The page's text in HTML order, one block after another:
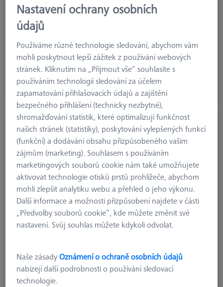
€ 106.95
bez DPH
Dostupné
KVÁDRY
Kvádr - 25x25x50mm, AF25, 2 kusy
626109-9610-003
Nastavení ochrany osobních
údajů
Používáme různé technologie sledování, abychom vám
mohli poskytnout lepší zážitek z používání webových
stránek. Kliknutím na „Přijmout vše“ souhlasíte s
používáním technologií sledování za účelem
zapamatování přihlašovacích údajů a zajištění
bezpečného přihlášení (technicky nezbytné),
shromažďování statistik, které optimalizují funkčnost
našich stránek (statistiky), poskytování vylepšených funkcí
(funkční) a dodávání obsahu přizpůsobeného vašim
zájmům (marketing). Souhlasem s používáním
marketingových souborů cookie nám také umožňujete
aktivovat technologie otisků prstů prohlížeče, abychom
mohli zlepšit analytiku webu a přehled o jeho výkonu.
Další informace a možnosti přizpůsobení najdete v části
„Předvolby souborů cookie“, kde můžete změnit své
nastavení. Svůj souhlas můžete kdykoli odvolat.
Naše zásadyOznámení o ochraně osobních údajů
nabízejí další podrobnosti o používání sledovací
technologie.